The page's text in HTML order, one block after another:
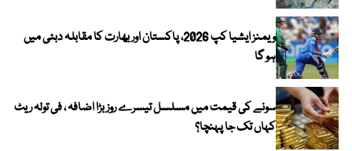
ویمنز ایشیا کپ 2026، پاکستان اور بھارت کا مقابلہ دبئی میں
ہو گا
سونے کی قیمت میں مسلسل تیسرے روز بڑا اضافہ ، فی تولہ ریٹ
کہاں تک جا پہنچا؟